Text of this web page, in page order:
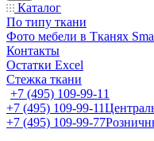
Каталог
По типу ткани
Фото мебели в Тканях
Контакты
Остатки Excel
Стежка ткани
+7 (495) 109-99-11
+7 (495) 109-99-11
+7 (495) 109-99-77